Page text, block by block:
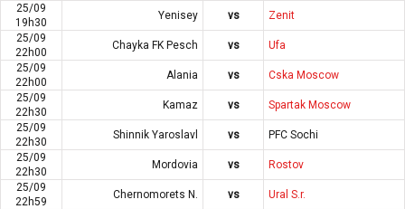
25/09
19h30
Yenisey vs
Zenit
25/09
22h00
Chayka FK Pesch vs
Ufa
25/09
22h00
Alania vs
Cska Moscow
25/09
22h30
Kamaz vs
Spartak Moscow
25/09
22h30
Shinnik Yaroslavl vs
PFC Sochi
25/09
22h30
Mordovia vs
Rostov
25/09
22h59
Chernomorets N. vs
Ural S.r.